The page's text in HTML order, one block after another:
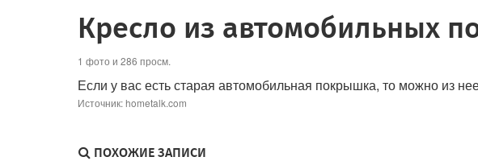
Кресло из автомобильных
1 фото и 286 просм.
Если у вас есть старая автомобильная покрышка, то можно из
Источник: hometalk.com
ПОХОЖИЕ ЗАПИСИ